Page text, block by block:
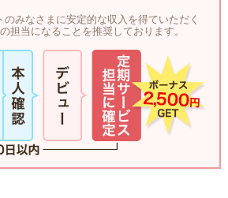
みなさまに安定的な収入を得ていただく
担当になることを推奨しております。